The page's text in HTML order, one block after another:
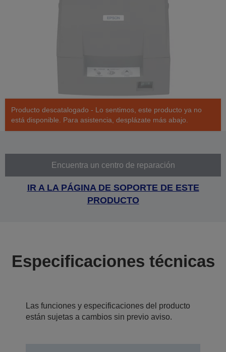
Producto descatalogado - Lo sentimos, este producto ya no
está disponible. Para asistencia, desplázate más abajo.
Encuentra un centro de reparación
IR A LA PÁGINA DE SOPORTE DE ESTE
PRODUCTO
Especificaciones técnicas
Las funciones y especificaciones del producto
están sujetas a cambios sin previo aviso.